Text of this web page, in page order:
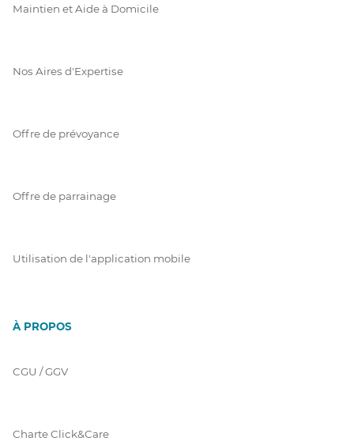
Maintien et Aide à Domicile
Nos Aires d'Expertise
Offre de prévoyance
Offre de parrainage
Utilisation de l'application mobile
À PROPOS
CGU / GGV
Charte Click&Care